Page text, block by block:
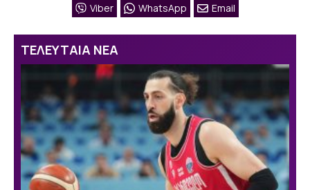
Viber
WhatsApp Email
ΤΕΛΕΥΤΑΙΑ ΝΕΑ